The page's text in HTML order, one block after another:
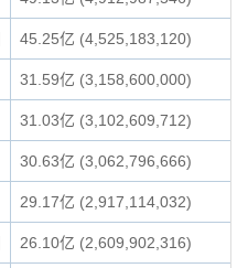
45.25亿 (4,525,183,120)
31.59亿 (3,158,600,000)
31.03亿 (3,102,609,712)
30.63亿 (3,062,796,666)
29.17亿 (2,917,114,032)
26.10亿 (2,609,902,316)